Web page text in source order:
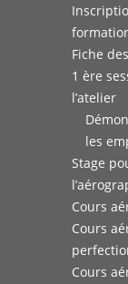
Fiche
1 ère
l’atelier
les
Stage
Cours
Cours
Cours